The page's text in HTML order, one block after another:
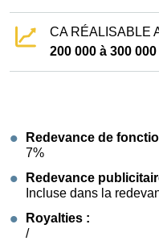
CA RÉALISABLE
200 000 à 300 000
Redevance de
7%
Redevance
Incluse dans la
Royalties :
/